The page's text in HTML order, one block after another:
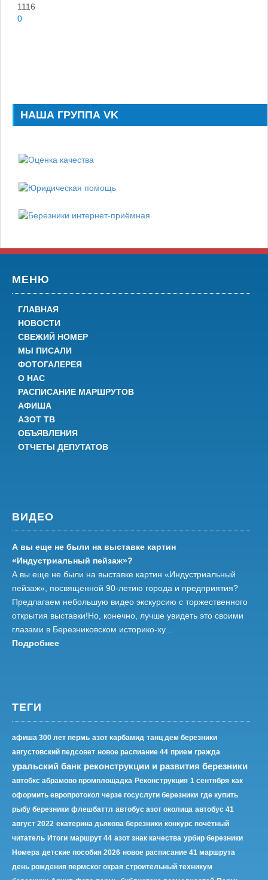
1116
0
НАША ГРУППА VK
МЕНЮ
ГЛАВНАЯ
НОВОСТИ
СВЕЖИЙ НОМЕР
МЫ ПИСАЛИ
ФОТОГАЛЕРЕЯ
О НАС
РАСПИСАНИЕ МАРШРУТОВ
АФИША
АЗОТ ТВ
ОБЪЯВЛЕНИЯ
ОТЧЕТЫ ДЕПУТАТОВ
ВИДЕО
А вы еще не были на выставке картин
«Индустриальный пейзаж»?
А вы еще не были на выставке картин «Индустриальный
пейзаж», посвященной 90-летию города и предприятия?
Предлагаем небольшую видео экскурсию с торжественного
открытия выставки!Но, конечно, лучше увидеть это своими
глазами в Березниковском историко-ху...
Подробнее
ТЕГИ
афиша 300 лет пермь азот карбамид танц дем березники
августовский педсовет новое распиание 44 прием гражда
уральский банк реконструкции и развития березники
автобкс абрамово промплощадка Реконструкция 1 сентября как
оформить европротокол черзе госуслуги березники где купить
рыбу березники флешбаттл автобус азот околица автобус 41
август 2022 екатерина дьякова березники конкурс почётный
читатель Итоги маршрут 44 азот знак качества урбир березники
Номера детские пособия 2026 новое расписание 41 маршрута
день рождения пермског окрая строительный техникум